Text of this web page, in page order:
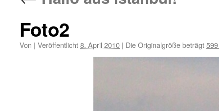
Foto2
Von | Veröffentlicht8. April 2010 | Die Originalgröße beträgt